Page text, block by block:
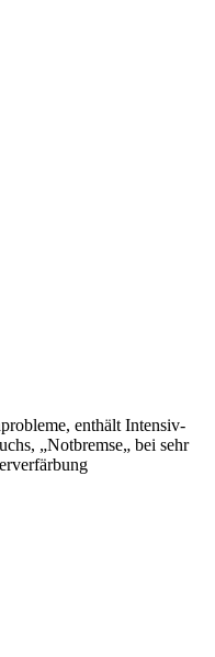
enthält Intensiv-
„Notbremse„ bei sehr